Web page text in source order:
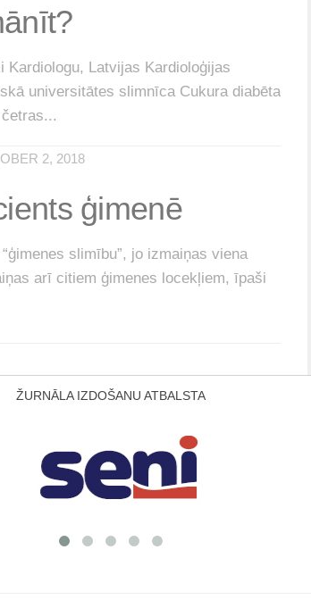
Kardiologu, Latvijas Kardioloģijas
universitātes slimnīca Cukura diabēta
2, 2018
ģimenē
slimību”, jo izmaiņas viena
arī citiem ģimenes locekļiem, īpaši
ŽURNĀLA IZDOŠANU ATBALSTA